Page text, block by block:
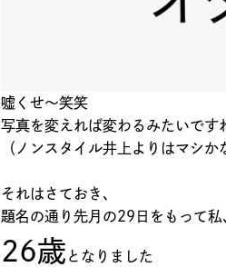
嘘くせ～笑笑
写真を変えれば変わるみたいです
（ノンスタイル井上よりはマシか
それはさておき、
題名の通り先月の29日をもって私
26歳 となりました